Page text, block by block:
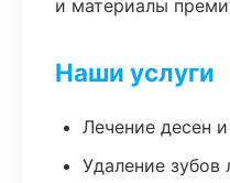
и материалы
Наши услуги
Лечение десен
Удаление